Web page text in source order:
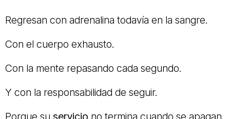
Regresan con adrenalina todavía en la sangre.
Con el cuerpo exhausto.
Con la mente repasando cada segundo.
Y con la responsabilidad de seguir.
Porque su servicio no termina cuando se apagan